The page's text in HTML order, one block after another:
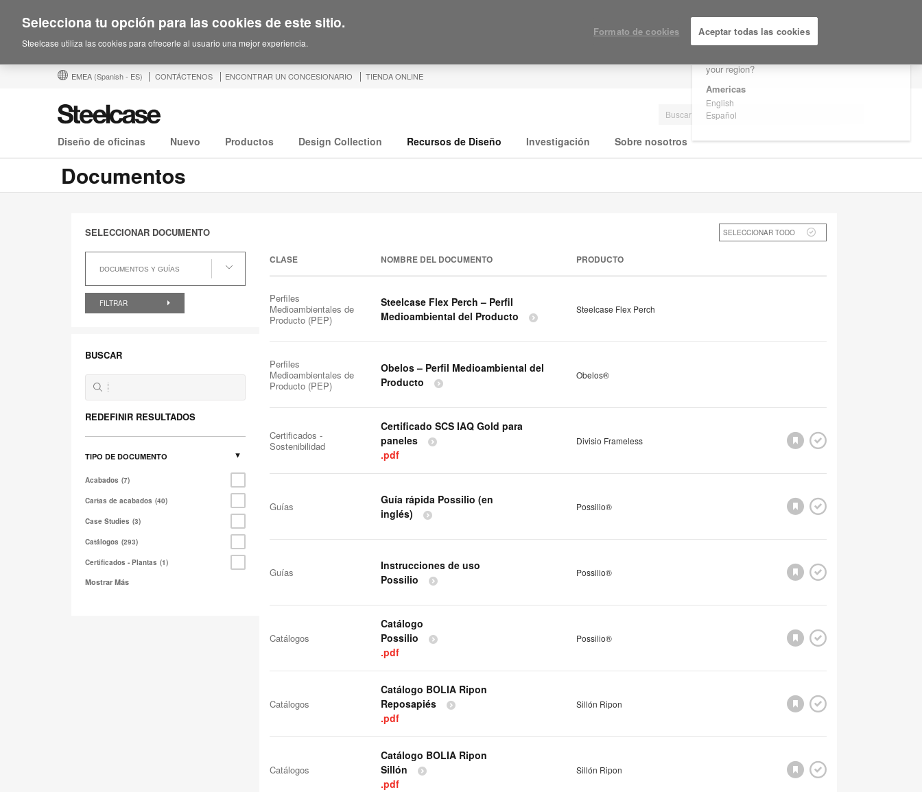
Are you in United States?
your region?
Americas
English
Español
EMEA (Spanish - ES) CONTÁCTENOS ENCONTRAR UN CONCESIONARIO TIENDA ONLINE
Diseño de oficinas Nuevo Productos Design Collection Recursos de Diseño Investigación Sobre nosotros
Documentos
SELECCIONAR DOCUMENTO
DOCUMENTOS Y GUÍAS
documento
FILTRAR
BUSCAR
REDEFINIR RESULTADOS
TIPO DE DOCUMENTO
Acabados 7
Cartas de acabados 40
Case Studies 3
Catálogos 293
Certificados - Plantas 1
Mostrar Más
SELECCIONAR TODO
CLASE NOMBRE DEL DOCUMENTO PRODUCTO
Perfiles
Medioambientales de
Producto (PEP)
Steelcase Flex Perch – Perfil
Medioambiental del Producto
Steelcase Flex Perch
Perfiles
Medioambientales de
Producto (PEP)
Obelos – Perfil Medioambiental del
Producto
Obelos®
Certificados -
Sostenibilidad
Certificado SCS IAQ Gold para
paneles
.pdf
Divisio Frameless
Guías
Guía rápida Possilio (en
inglés)
Possilio®
Guías
Instrucciones de uso
Possilio
Possilio®
Catálogos
Catálogo
Possilio
.pdf
Possilio®
Catálogos
Catálogo BOLIA Ripon
Reposapiés
.pdf
Sillón Ripon
Catálogos
Catálogo BOLIA Ripon
Sillón
.pdf
Sillón Ripon
Selecciona tu opción para las cookies de este sitio.
Steelcase utiliza las cookies para ofrecerle al usuario una mejor experiencia.
Formato de cookies Aceptar todas las cookies